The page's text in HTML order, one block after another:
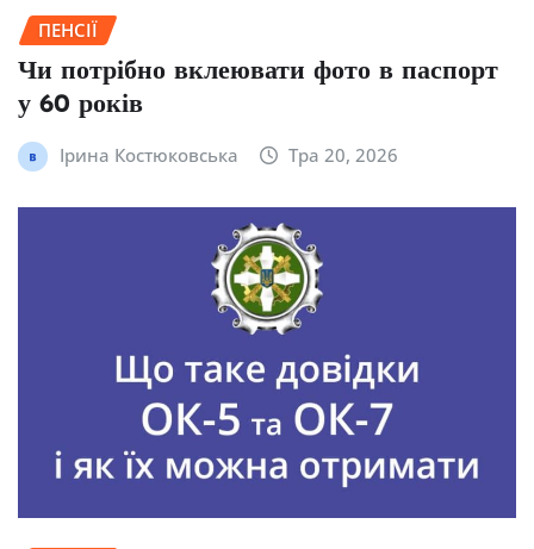
ПЕНСІЇ
Чи потрібно вклеювати фото в паспорт
у 60 років
Ірина Костюковська Тра 20, 2026